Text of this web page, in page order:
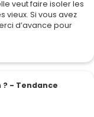
veut faire isoler les
vieux. Si vous avez
d’avance pour
- Tendance